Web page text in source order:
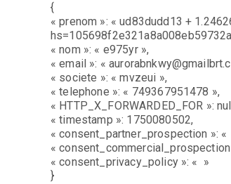
{
« prenom »: « ud83dudd13 +
« nom »: « e975yr »,
« email »: «
« societe »: « mvzeui »,
« telephone »: « 749367951478 »,
« HTTP_X_FORWARDED_FOR »:
« timestamp »: 1750080502,
« consent_partner_prospection »: «
«
« consent_privacy_policy »: « »
}